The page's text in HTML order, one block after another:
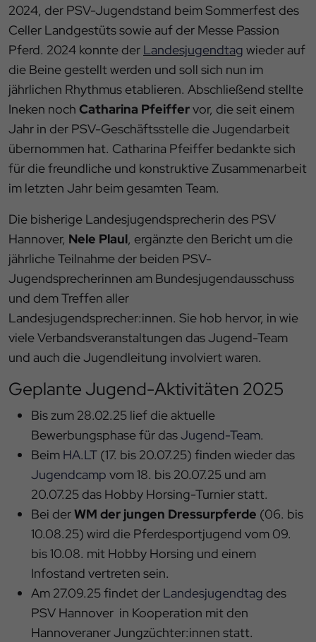
2024, der PSV-Jugendstand beim Sommerfest des
Celler Landgestüts sowie auf der Messe Passion
Pferd. 2024 konnte der Landesjugendtag wieder auf
die Beine gestellt werden und soll sich nun im
jährlichen Rhythmus etablieren. Abschließend stellte
Ineken noch Catharina Pfeiffervor, die seit einem
Jahr in der PSV-Geschäftsstelle die Jugendarbeit
übernommen hat. Catharina Pfeiffer bedankte sich
für die freundliche und konstruktive Zusammenarbeit
im letzten Jahr beim gesamten Team.
Die bisherige Landesjugendsprecherin des PSV
Hannover, Nele Plaul, ergänzte den Bericht um die
jährliche Teilnahme der beiden PSV-
Jugendsprecherinnen am Bundesjugendausschuss
und dem Treffen aller
Landesjugendsprecher:innen. Sie hob hervor, in wie
viele Verbandsveranstaltungen das Jugend-Team
und auch die Jugendleitung involviert waren.
Geplante Jugend-Aktivitäten 2025
Bis zum 28.02.25 lief die aktuelle
Bewerbungsphase für dasJugend-Team.
Beim HA.LT (17. bis 20.07.25) finden wieder das
Jugendcamp vom 18. bis 20.07.25 und am
20.07.25 das Hobby Horsing-Turnier statt.
Bei derWM der jungen Dressurpferde (06. bis
10.08.25) wird die Pferdesportjugend vom 09.
bis 10.08. mit Hobby Horsing und einem
Infostand vertreten sein.
Am 27.09.25 findet der Landesjugendtag des
PSV Hannover in Kooperation mit den
Hannoveraner Jungzüchter:innen statt.